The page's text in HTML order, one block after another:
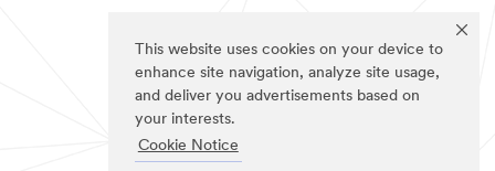
This website uses cookies on your device to
enhance site navigation, analyze site usage,
and deliver you advertisements based on
your interests.
Cookie Notice